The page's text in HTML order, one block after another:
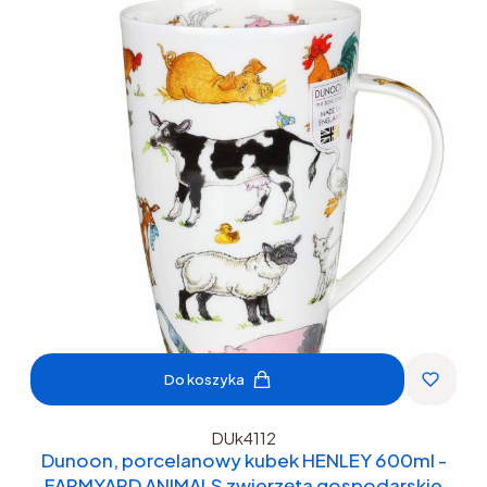
Do koszyka
DUk4112
Dunoon, porcelanowy kubek HENLEY 600ml -